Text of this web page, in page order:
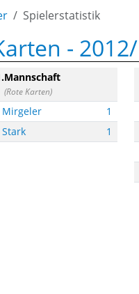
Spielerstatistik
-
(Rote Karten)
Mirgeler
1
1